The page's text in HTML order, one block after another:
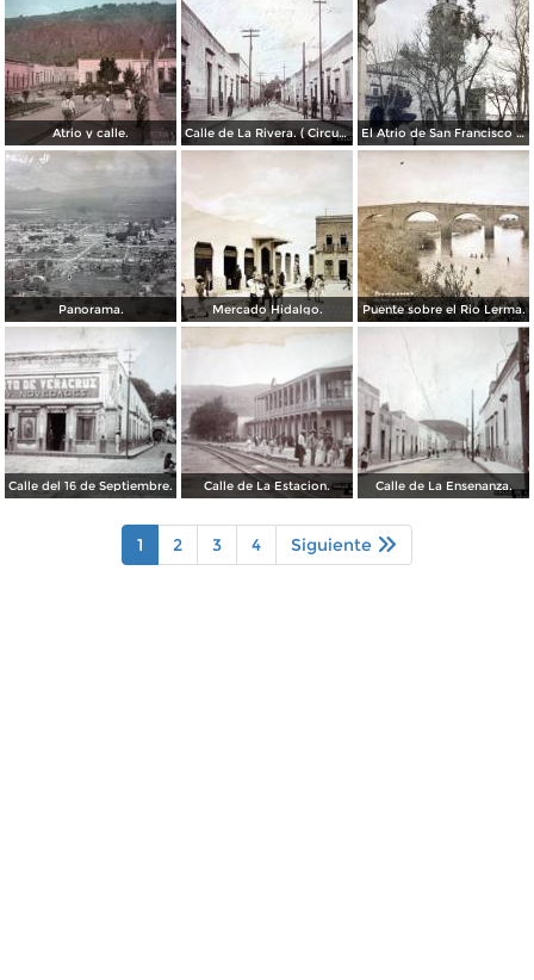
Atrio y calle. Calle de La Rivera. ( Circulada el 7 de Enero de 1913 ). El Atrio de San Francisco Acámbaro Guanajuato por el fotografo Hugo Brehme.
Panorama. Mercado Hidalgo. Puente sobre el Rio Lerma.
Calle del 16 de Septiembre. Calle de La Estacion. Calle de La Ensenanza.
1 2 3 4 Siguiente